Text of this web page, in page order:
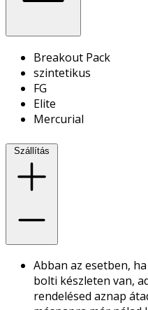
Breakout Pack
szintetikus
FG
Elite
Mercurial
Szállítás
Abban az esetben,
bolti készleten van,
rendelésed aznap